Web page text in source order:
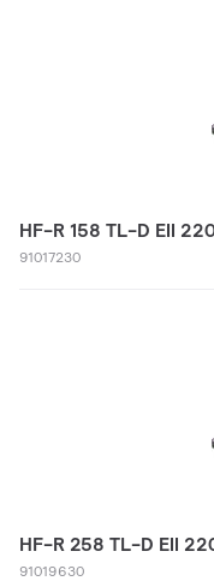
HF-R 158 TL-D EII
91017230
HF-R 258 TL-D EII
91019630